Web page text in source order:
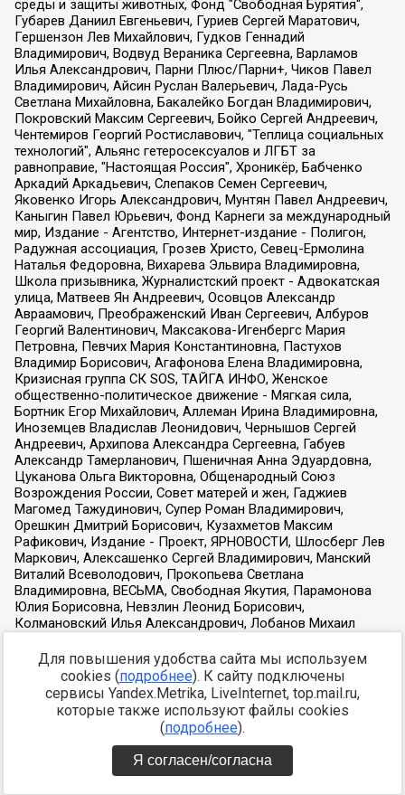
Для повышения удобства сайта мы используем
cookies (подробнее). К сайту подключены
сервисы Yandex.Metrika, LiveInternet, top.mail.ru,
которые также используют файлы cookies
(подробнее).
Я согласен/согласна